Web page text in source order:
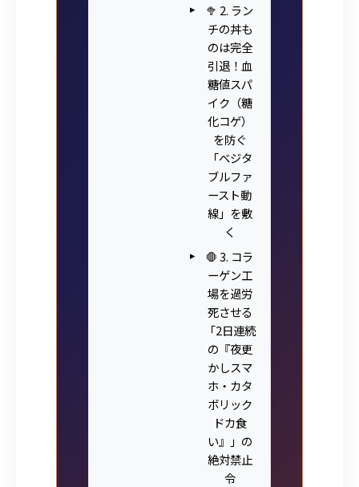
🥦 2. ラン
チの丼も
のは完全
引退！血
糖値スパ
イク（糖
化コゲ）
を防ぐ
「ベジタ
ブルファ
ースト動
線」を敷
く
🛑 3. コラ
ーゲン工
場を過労
死させる
「2日連続
の『夜更
かしスマ
ホ・カタ
ボリック
ドカ食
い』」の
絶対禁止
令